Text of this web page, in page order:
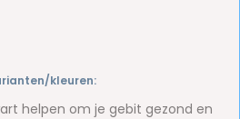
kleuren:
helpen om je gebit gezond en